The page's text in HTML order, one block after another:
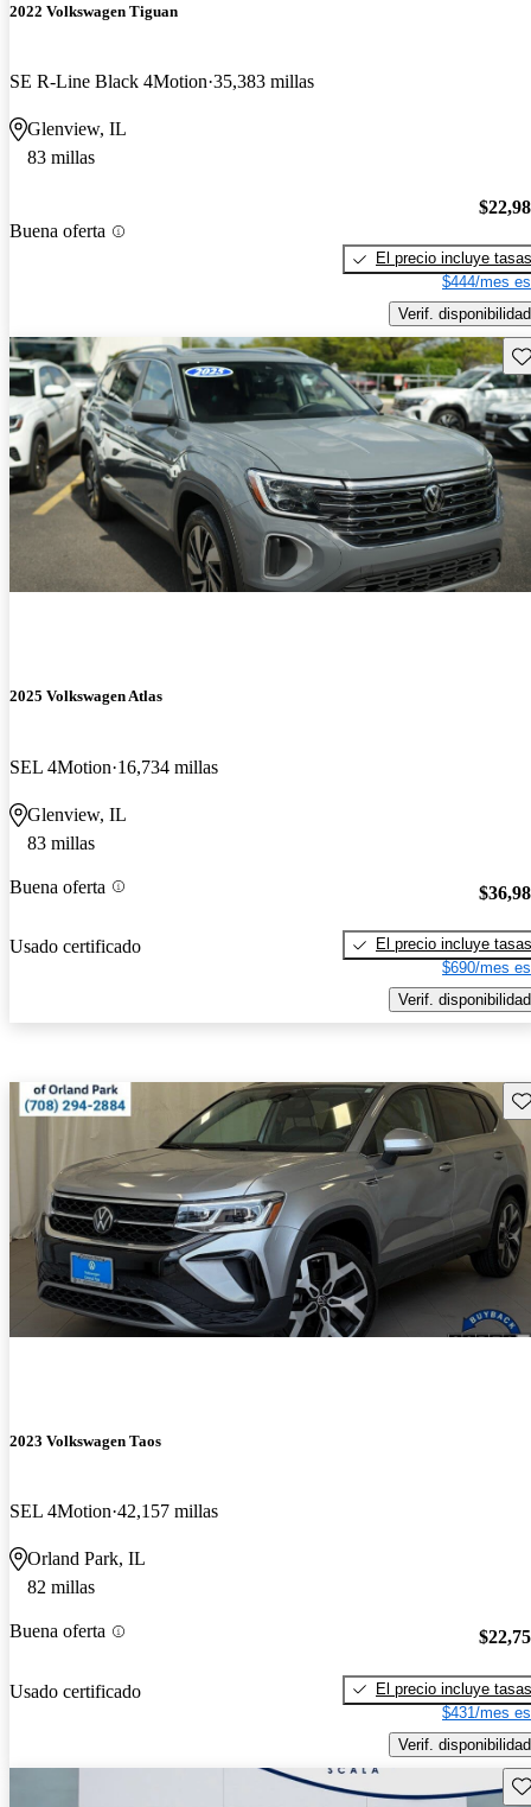
2022 Volkswagen Tiguan
SE R-Line Black 4Motion 35,383 millas
Glenview, IL
83 millas
Buena oferta
El precio incluye tasas
$444/mes
Verif. disponibilidad
2025 Volkswagen Atlas
SEL 4Motion 16,734 millas
Glenview, IL
83 millas
Buena oferta
Usado certificado
El precio incluye tasas
$690/mes
Verif. disponibilidad
2023 Volkswagen Taos
SEL 4Motion 42,157 millas
Orland Park, IL
82 millas
Buena oferta
Usado certificado
El precio incluye tasas
$431/mes
Verif. disponibilidad